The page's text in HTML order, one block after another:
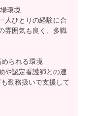
環境
人ひとりの経験に合
雰囲気も良く、多職
られる環境
や認定看護師との連
勤務扱いで支援して